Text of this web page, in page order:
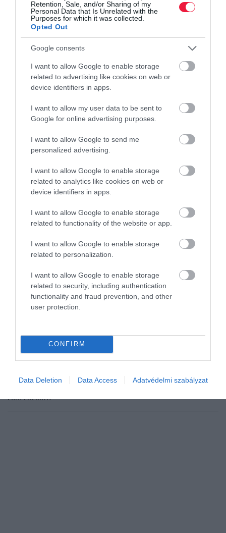
Retention, Sale, and/or Sharing of my
Personal Data that Is Unrelated with the
Purposes for which it was collected.
Opted Out
Google consents
I want to allow Google to enable storage
related to advertising like cookies on web or
device identifiers in apps.
I want to allow my user data to be sent to
Google for online advertising purposes.
I want to allow Google to send me
personalized advertising.
I want to allow Google to enable storage
related to analytics like cookies on web or
device identifiers in apps.
I want to allow Google to enable storage
related to functionality of the website or app.
I want to allow Google to enable storage
related to personalization.
I want to allow Google to enable storage
related to security, including authentication
functionality and fraud prevention, and other
user protection.
CONFIRM
Data Deletion Data Access Adatvédelmi szabályzat
Így szerzett Magyarország 3 milliárd eurót
Kiemelkedő kereslet és túljegyzés volt a hétfői 3 milliárd euró
háromszoros volt a befektetői érdeklődés, csaknem 10 milliárd
euró értékű…